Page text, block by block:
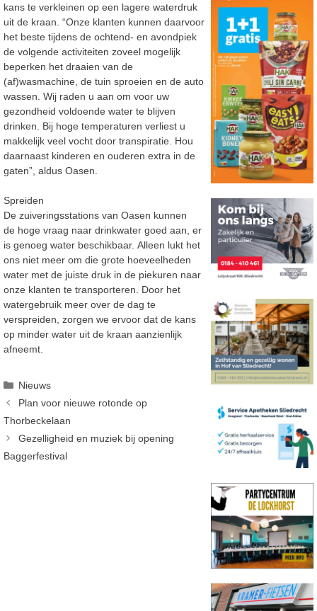
kans te verkleinen op een lagere waterdruk
uit de kraan. “Onze klanten kunnen daarvoor
het beste tijdens de ochtend- en avondpiek
de volgende activiteiten zoveel mogelijk
beperken het draaien van de
(af)wasmachine, de tuin sproeien en de auto
wassen. Wij raden u aan om voor uw
gezondheid voldoende water te blijven
drinken. Bij hoge temperaturen verliest u
makkelijk veel vocht door transpiratie. Hou
daarnaast kinderen en ouderen extra in de
gaten”, aldus Oasen.
Spreiden
De zuiveringsstations van Oasen kunnen
de hoge vraag naar drinkwater goed aan, er
is genoeg water beschikbaar. Alleen lukt het
ons niet meer om die grote hoeveelheden
water met de juiste druk in de piekuren naar
onze klanten te transporteren. Door het
watergebruik meer over de dag te
verspreiden, zorgen we ervoor dat de kans
op minder water uit de kraan aanzienlijk
afneemt.
Categorieën
Nieuws
Plan voor nieuwe rotonde op
Thorbeckelaan
Gezelligheid en muziek bij opening
Baggerfestival